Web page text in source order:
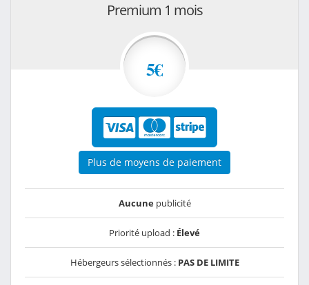
Premium 1 mois
5€
Plus de moyens de paiement
Aucunepublicité
Priorité upload : Élevé
Hébergeurs sélectionnés : PAS DE LIMITE